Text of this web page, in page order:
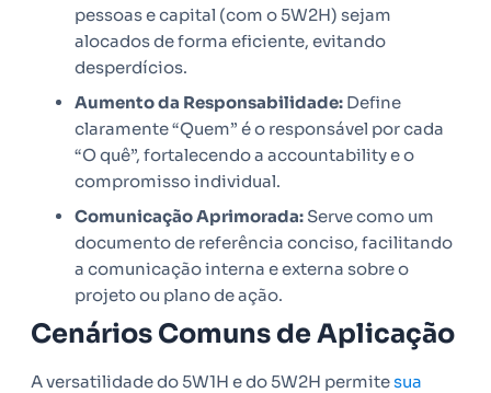
pessoas e capital (com o 5W2H) sejam
alocados de forma eficiente, evitando
desperdícios.
Aumento da Responsabilidade: Define
claramente “Quem” é o responsável por cada
“O quê”, fortalecendo a accountability e o
compromisso individual.
Comunicação Aprimorada: Serve como um
documento de referência conciso, facilitando
a comunicação interna e externa sobre o
projeto ou plano de ação.
Cenários Comuns de Aplicação
A versatilidade do 5W1H e do 5W2H permitesua